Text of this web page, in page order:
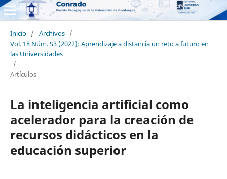
Inicio / Archivos /
Vol. 18 Núm. S3 (2022): Aprendizaje a distancia un reto a futuro en
las Universidades
/
Artículos
La inteligencia artificial como
acelerador para la creación de
recursos didácticos en la
educación superior